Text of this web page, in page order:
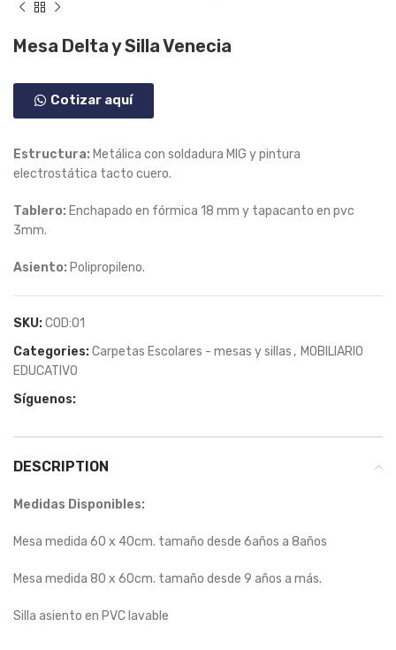
Mesa Delta y Silla Venecia
Cotizar aquí
Estructura: Metálica con soldadura MIG y pintura
electrostática tacto cuero.
Tablero: Enchapado en fórmica 18 mm y tapacanto en pvc
3mm.
Asiento: Polipropileno.
SKU:COD:O1
Categories:Carpetas Escolares - mesas y sillas , MOBILIARIO
EDUCATIVO
Síguenos:
DESCRIPTION
Medidas Disponibles:
Mesa medida 60 x 40cm. tamaño desde 6años a 8años
Mesa medida 80 x 60cm. tamaño desde 9 años a más.
Silla asiento en PVC lavable